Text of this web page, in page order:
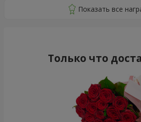
Только что